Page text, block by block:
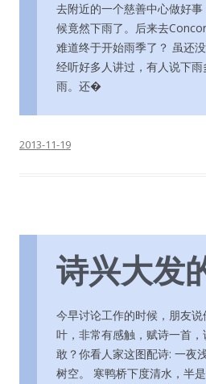
去附近的一个慈善中心做好
候竟然下雨了。后来去
难道终于开始雨季了？ 虽还
经听好多人讲过，有人说下
雨。还�
2013-11-19
诗兴大发
今早讨论工作的时候，朋友
叶，非常有感触，赋诗一首
敢？你看人家这图配诗: 一夜
树空。 寒鸭桥下度清水，半